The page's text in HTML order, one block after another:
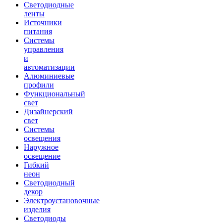
Светодиодные
ленты
Источники
питания
Системы
управления
и
автоматизации
Алюминиевые
профили
Функциональный
свет
Дизайнерский
свет
Системы
освещения
Наружное
освещение
Гибкий
неон
Светодиодный
декор
Электроустановочные
изделия
Светодиоды